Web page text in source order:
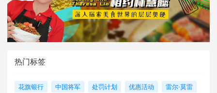
热门标签
花旗银行 中国将军 处罚计划 优惠活动
雷尔·莫雷